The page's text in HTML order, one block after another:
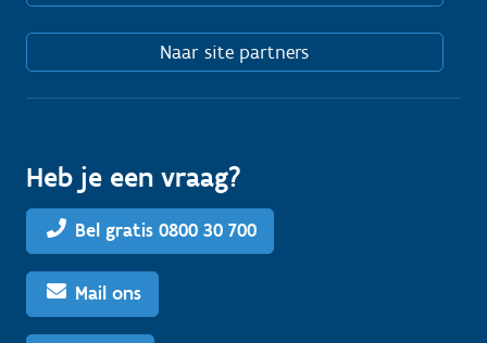
Naar site partners
Heb je een vraag?
Bel gratis 0800 30 700
Mail ons